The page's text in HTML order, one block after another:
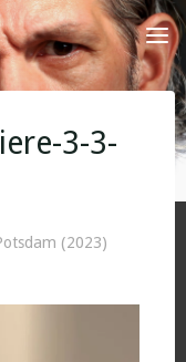
3-3-
(2023)